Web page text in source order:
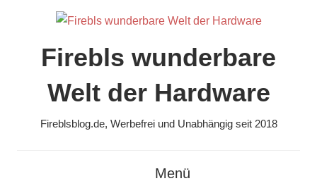
springenFirebls wunderbare
Welt der Hardware
Fireblsblog.de, Werbefrei und Unabhängig seit 2018
Menü